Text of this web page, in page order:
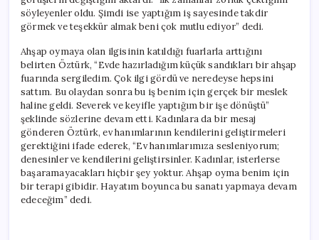
söyleyenler oldu. Şimdi ise yaptığım iş sayesinde takdir
görmek ve teşekkür almak beni çok mutlu ediyor” dedi.
Ahşap oymaya olan ilgisinin katıldığı fuarlarla arttığını
belirten Öztürk, “Evde hazırladığım küçük sandıkları bir ahşap
fuarında sergiledim. Çok ilgi gördü ve neredeyse hepsini
sattım. Bu olaydan sonra bu iş benim için gerçek bir meslek
haline geldi. Severek ve keyifle yaptığım bir işe dönüştü”
şeklinde sözlerine devam etti. Kadınlara da bir mesaj
gönderen Öztürk, ev hanımlarının kendilerini geliştirmeleri
gerektiğini ifade ederek, “Ev hanımlarımıza sesleniyorum;
denesinler ve kendilerini geliştirsinler. Kadınlar, isterlerse
başaramayacakları hiçbir şey yoktur. Ahşap oyma benim için
bir terapi gibidir. Hayatım boyunca bu sanatı yapmaya devam
edeceğim” dedi.